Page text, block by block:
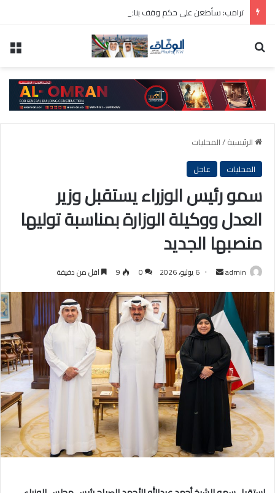
ترامب: سأطعن على حكم وقف بناء قاعة الاحتفالات بالبيت الأبيض
الرئيسية/المحليات
المحليات
عاجل
سمو رئيس الوزراء يستقبل وزير
العدل ووكيلة الوزارة بمناسبة توليها
منصبها الجديد
admin
أرسل
إلكترونيا
6 يوليو، 2026 0
9 اقل من دقيقة